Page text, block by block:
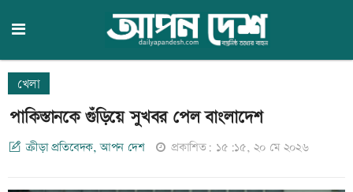
খেলা
পাকিস্তানকে গুঁড়িয়ে সুখবর পেল বাংলাদেশ
ক্রীড়া প্রতিবেদক, আপন দেশ প্রকাশিত: ১৫:১৫, ২০ মে ২০২৬